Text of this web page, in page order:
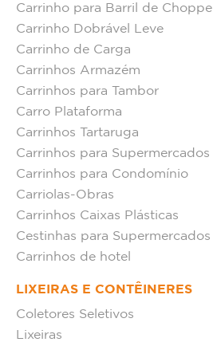
Carrinho para Barril de Choppe
Carrinho Dobrável Leve
Carrinho de Carga
Carrinhos Armazém
Carrinhos para Tambor
Carro Plataforma
Carrinhos Tartaruga
Carrinhos para Supermercados
Carrinhos para Condomínio
Carriolas-Obras
Carrinhos Caixas Plásticas
Cestinhas para Supermercados
Carrinhos de hotel
LIXEIRAS E CONTÊINERES
Coletores Seletivos
Lixeiras